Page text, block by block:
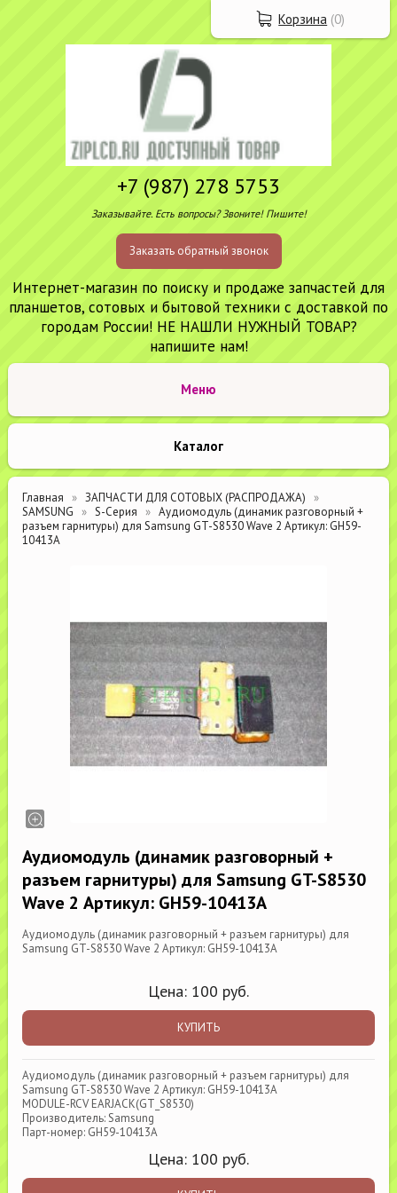
+7 (987) 278 5753
Заказывайте. Есть вопросы? Звоните! Пишите!
Заказать обратный звонок
Интернет-магазин по поиску и продаже запчастей для
планшетов, сотовых и бытовой техники с доставкой по
городам России! НЕ НАШЛИ НУЖНЫЙ ТОВАР?
напишите нам!
Каталог
Главная
ЗАПЧАСТИ ДЛЯ СОТОВЫХ (РАСПРОДАЖА)
SAMSUNG
S-Серия
Аудиомодуль (динамик разговорный +
разъем гарнитуры) для Samsung GT-S8530 Wave 2 Артикул: GH59-
10413A
Аудиомодуль (динамик разговорный +
разъем гарнитуры) для Samsung GT-S8530
Wave 2 Артикул: GH59-10413A
Аудиомодуль (динамик разговорный + разъем гарнитуры) для
Samsung GT-S8530 Wave 2 Артикул: GH59-10413A
Цена: 100 руб.
КУПИТЬ
Аудиомодуль (динамик разговорный + разъем гарнитуры) для
Samsung GT-S8530 Wave 2 Артикул: GH59-10413A
MODULE-RCV EARJACK(GT_S8530)
Производитель: Samsung
Парт-номер: GH59-10413A
Цена: 100 руб.
Корзина (0)